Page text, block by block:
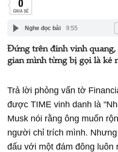
CHIA SẺ
Nghe đọc bài 9:55
Đứng trên đỉnh vinh
gian mình từng bị gọi là kẻ
Trả lời phỏng vấn tờ
được TIME vinh danh là
Musk nói rằng ông muốn
người chỉ trích mình.
đấu với một đám đông luôn